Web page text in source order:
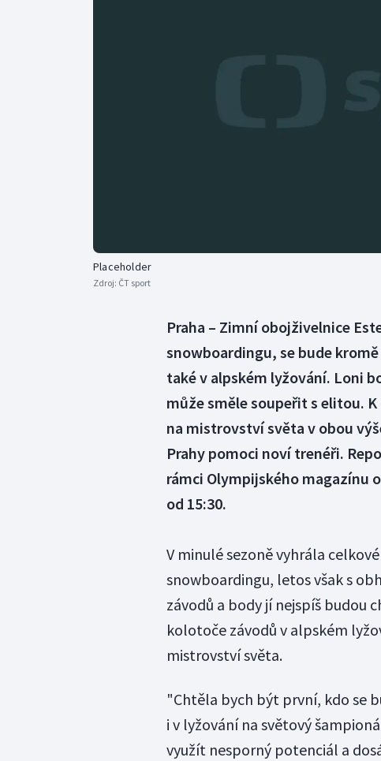
Placeholder
Zdroj: ČT sport
Praha – Zimní obojživelnice
snowboardingu, se bude
také v alpském lyžování. Loni
může směle soupeřit s elitou.
na mistrovství světa v obou
Prahy pomoci noví trenéři.
rámci Olympijského magazínu
od 15:30.
V minulé sezoně vyhrála
snowboardingu, letos však s
závodů a body jí nejspíš budou
kolotoče závodů v alpském
mistrovství světa.
"Chtěla bych být první, kdo se
i v lyžování na světový
využít nesporný potenciál a